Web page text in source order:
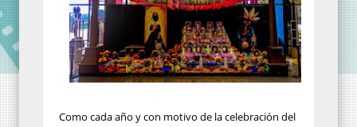
Como cada año y con motivo de la celebración del